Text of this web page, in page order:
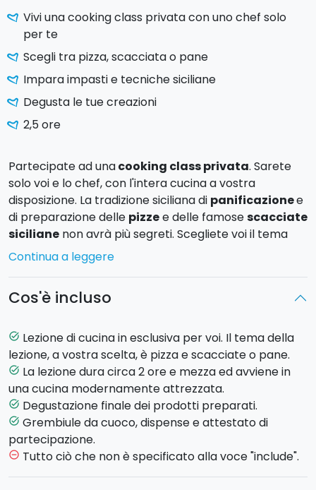
Vivi una cooking class privata con uno chef solo
per te
Scegli tra pizza, scacciata o pane
Impara impasti e tecniche siciliane
Degusta le tue creazioni
2,5 ore
Partecipate ad unacooking class privata. Sarete
solo voi e lo chef, con l'intera cucina a vostra
disposizione. La tradizione siciliana di panificazionee
di preparazione delle pizzee delle famosescacciate
siciliane non avrà più segreti. Scegliete voi il tema
della cooking class: pizza e scacciata siciliana o pane
fatto in casa. Al termine della lezione, seguirà la
chef.
- Pizza e Scacciata: una cooking class per imparare
a preparare pizze e scacciate secondo la migliore
tradizione siciliana. Conoscerete gli impasti e
imparerete come farcire pizze e scacciate. Per una
cena con gli amici perfetta.
- Pane: il pane fatto in casa. Grazie a questo corso
conoscerai i diversi tipi di farina e i metodi di
lievitazione. Verranno utilizzati lievito madre e lievito di
Continua a leggere
Cos'è incluso
task_alt Lezione di cucina in esclusiva per voi. Il tema della
lezione, a vostra scelta, è pizza e scacciate o pane.
task_alt La lezione dura circa 2 ore e mezza ed avviene in
una cucina modernamente attrezzata.
task_alt Degustazione finale dei prodotti preparati.
task_alt Grembiule da cuoco, dispense e attestato di
partecipazione.
remove_circle_outline Tutto ciò che non è specificato alla voce "include".